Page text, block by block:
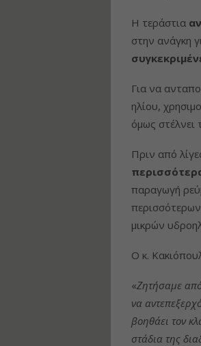
Η τεράστια
στην ανάγκη
Για να
ηλίου,
όμως στέλνει
Πριν από
παραγωγή
μικρών
Ο κ.
«Ζητήσαμε
να
βοηθάει τον
στάδια της